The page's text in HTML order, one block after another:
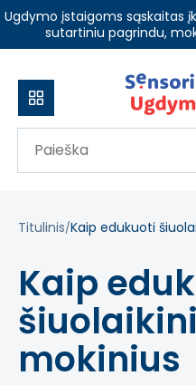
Ugdymo įstaigoms sąskaitas
sutartiniu pagrindu,
Titulinis Kaip edukuoti
Kaip
mokinius